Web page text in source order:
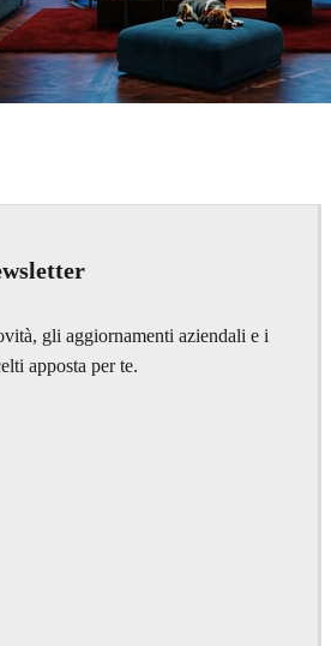
gli aggiornamenti aziendali e i
apposta per te.